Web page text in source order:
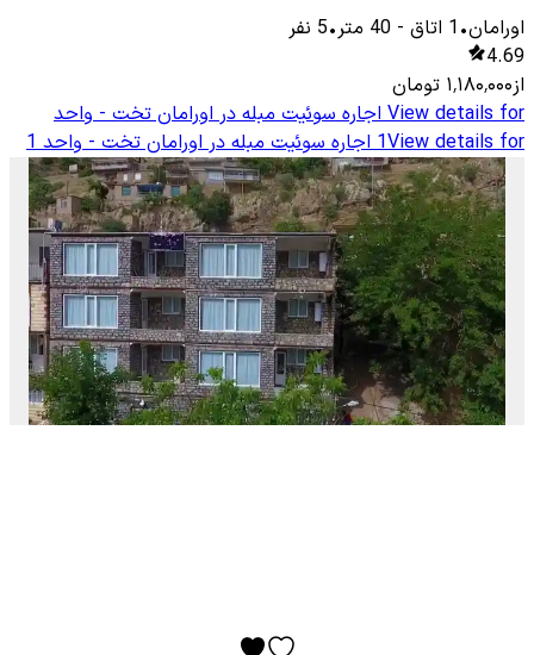
اورامان•
1 اتاق -
40 متر•
5 نفر
4.69
از۱٬۱۸۰٬۰۰۰ تومان
View details for اجاره سوئیت مبله در اورامان تخت - واحد
1View details for اجاره سوئیت مبله در اورامان تخت - واحد 1